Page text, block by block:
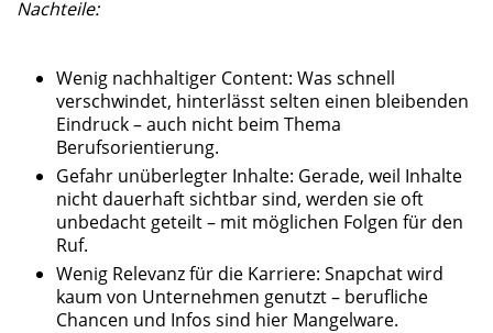
Nachteile:
Wenig nachhaltiger Content: Was schnell
verschwindet, hinterlässt selten einen bleibenden
Eindruck – auch nicht beim Thema
Berufsorientierung.
Gefahr unüberlegter Inhalte: Gerade, weil Inhalte
nicht dauerhaft sichtbar sind, werden sie oft
unbedacht geteilt – mit möglichen Folgen für den
Ruf.
Wenig Relevanz für die Karriere: Snapchat wird
kaum von Unternehmen genutzt – berufliche
Chancen und Infos sind hier Mangelware.